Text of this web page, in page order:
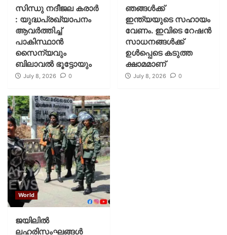
സിന്ധു നദീജല കരാർ
: യുദ്ധപ്രഖ്യാപനം
ആവര്‍ത്തിച്ച്
പാകിസ്ഥാന്‍
സൈന്യവും
ബിലാവൽ ഭൂട്ടോയും
July 8, 2026 0
ഞങ്ങള്‍ക്ക്
ഇന്ത്യയുടെ സഹായം
വേണം. ഇവിടെ റേഷന്‍
സാധനങ്ങള്‍ക്ക്
ഉള്‍പ്പെടെ കടുത്ത
ക്ഷാമമാണ്
July 8, 2026 0
World
ജയിലില്‍
ലഹരിസംഘങ്ങള്‍